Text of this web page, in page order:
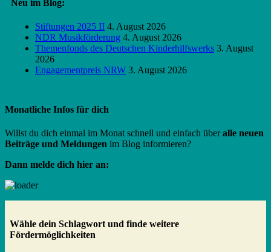
Neu im Blog:
Stiftungen 2025 II 4. August 2026
NDR Musikförderung 4. August 2026
Themenfonds des Deutschen Kinderhilfswerks 3. August
2026
Engagementpreis NRW 3. August 2026
Monatliche Infos für dich
Willst du dich einmal im Monat schnell und einfach überalle neuen
Beiträge und Meldungen im Blog informieren?
Dann melde dich hier an:
Wähle dein Schlagwort und finde weitere
Fördermöglichkeiten